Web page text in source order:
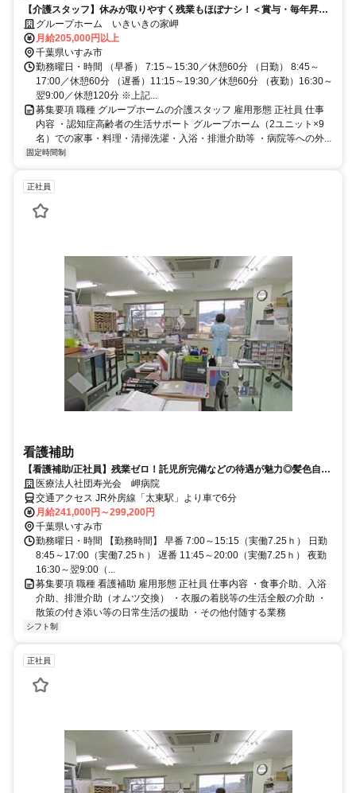
【介護スタッフ】休みが取りやすく残業もほぼナシ！＜賞与・毎年昇給
あり＞ いすみ市 正社員 介護職
グループホーム いきいきの家岬
月給205,000円以上
千葉県いすみ市
勤務曜日・時間 （早番） 7:15～15:30／休憩60分 （日勤） 8:45～
17:00／休憩60分 （遅番）11:15～19:30／休憩60分 （夜勤）16:30～
翌9:00／休憩120分 ※上記...
募集要項 職種 グループホームの介護スタッフ 雇用形態 正社員 仕事
内容 ・認知症高齢者の生活サポート グループホーム（2ユニット×9
名）での家事・料理・清掃洗濯・入浴・排泄介助等 ・病院等への外...
固定時間制
正社員
看護補助
【看護補助/正社員】残業ゼロ！託児所完備などの待遇が魅力◎髪色自由
♪
医療法人社団寿光会 岬病院
交通アクセス JR外房線「太東駅」より車で6分
月給241,000円～299,200円
千葉県いすみ市
勤務曜日・時間 【勤務時間】 早番 7:00～15:15（実働7.25ｈ） 日勤
8:45～17:00（実働7.25ｈ） 遅番 11:45～20:00（実働7.25ｈ） 夜勤
16:30～翌9:00（...
募集要項 職種 看護補助 雇用形態 正社員 仕事内容 ・食事介助、入浴
介助、排泄介助（オムツ交換） ・衣服の着脱等の生活全般の介助 ・
散策の付き添い等の日常生活の援助 ・その他付随する業務
シフト制
正社員